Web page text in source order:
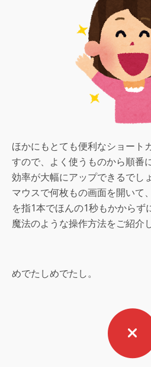
ほかにもとても便利なショート
すので、よく使うものから順番
効率が大幅にアップできるでしょ
マウスで何枚もの画面を開いて
を指1本でほんの1秒もかからず
魔法のような操作方法をご紹介
めでたしめでたし。